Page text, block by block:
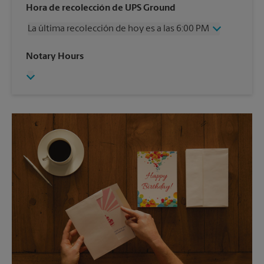
Miércoles
6:00 PM
Viernes
6:00 PM
Domingo
Hora de recolección de UPS Ground
La última recolección de hoy es a las 6:00 PM
Miércoles
Viernes
Martes
Notary Hours